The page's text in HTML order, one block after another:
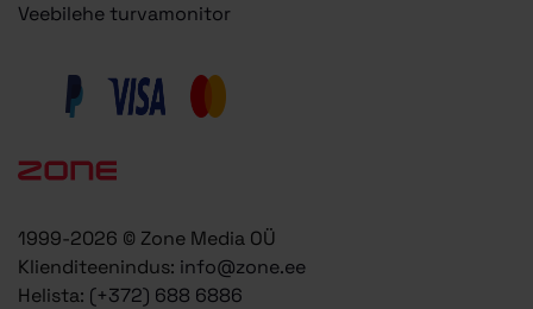
1999-2026 © Zone Media OÜ
Klienditeenindus: info@zone.ee
Helista: (+372) 688 6886
Veebilehe turvamonitor